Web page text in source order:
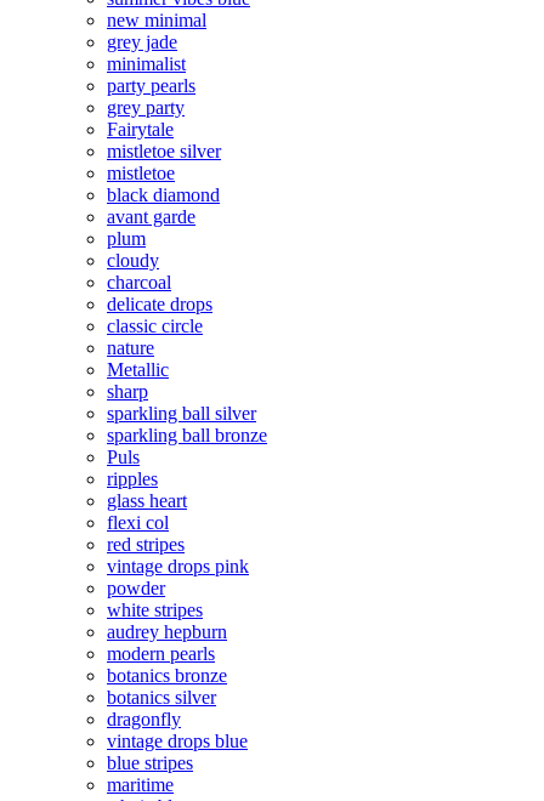
new minimal
grey jade
minimalist
party pearls
grey party
Fairytale
mistletoe silver
mistletoe
black diamond
avant garde
plum
cloudy
charcoal
delicate drops
classic circle
nature
Metallic
sharp
sparkling ball silver
sparkling ball bronze
Puls
ripples
glass heart
flexi col
red stripes
vintage drops pink
powder
white stripes
audrey hepburn
modern pearls
botanics bronze
botanics silver
dragonfly
vintage drops blue
blue stripes
maritime